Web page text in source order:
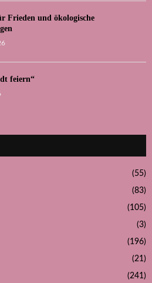
Frieden und ökologische
feiern“
(55)
(83)
(105)
(3)
(196)
(21)
(241)